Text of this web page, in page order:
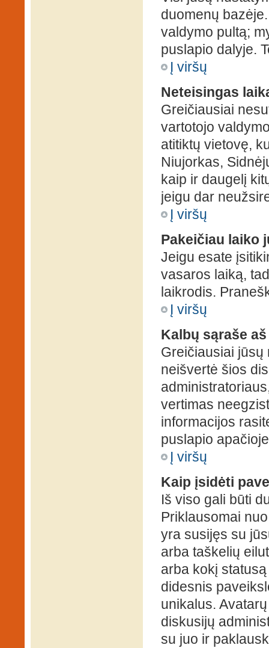
duomenų
valdymo pultą;
puslapio dalyje.
Į viršų
Neteisingas
Greičiausiai
vartotojo
atitiktų vietovę,
Niujorkas,
kaip ir daugelį
jeigu dar
Į viršų
Pakeičiau laiko
Jeigu esate
vasaros laiką,
laikrodis.
Į viršų
Kalbų sąraše
Greičiausiai jūsų
neišvertė šios
vertimas
informacijos
puslapio
Į viršų
Kaip įsidėti
Iš viso gali būti
Priklausomai
yra susijęs su
arba taškelių
arba kokį
didesnis
unikalus.
diskusijų
su juo ir